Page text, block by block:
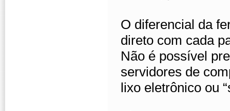
O diferencial da
direto com cada
Não é possível
servidores de
lixo eletrônico ou